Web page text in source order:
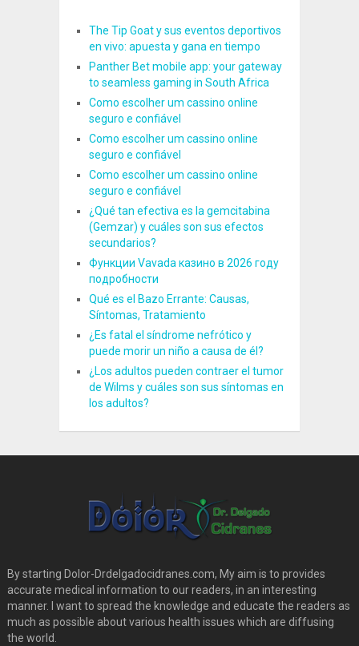
The Tip Goat y sus eventos deportivos
en vivo: apuesta y gana en tiempo
Panther Bet mobile app: your gateway
to seamless gaming in South Africa
Como escolher um cassino online
seguro e confiável
Como escolher um cassino online
seguro e confiável
Como escolher um cassino online
seguro e confiável
¿Qué tan efectiva es la gemcitabina
(Gemzar) y cuáles son sus efectos
secundarios?
Функции Vavada казино в 2026 году
подробности
Qué es el Bazo Errante: Causas,
Síntomas, Tratamiento
¿Es fatal el síndrome nefrótico y
puede morir un niño a causa de él?
¿Los adultos pueden contraer el tumor
de Wilms y cuáles son sus síntomas en
los adultos?
By starting Dolor-Drdelgadocidranes.com, My aim is to provides
accurate medical information to our readers, in an interesting
manner. I want to spread the knowledge and educate the readers as
much as possible about various health issues which are diffusing
the world.